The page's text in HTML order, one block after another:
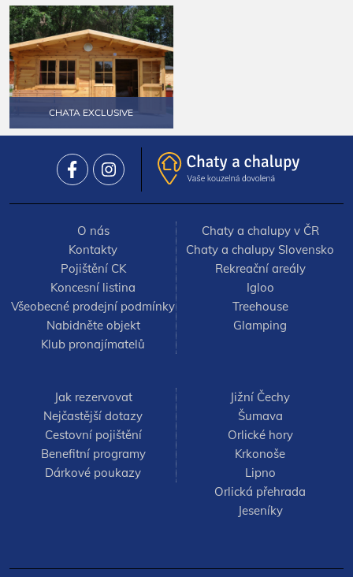
CHATA EXCLUSIVE
O nás
Kontakty
Pojištění CK
Koncesní listina
Všeobecné prodejní podmínky
Nabidněte objekt
Klub pronajímatelů
Chaty a chalupy v ČR
Chaty a chalupy Slovensko
Rekreační areály
Igloo
Treehouse
Glamping
Jak rezervovat
Nejčastější dotazy
Cestovní pojištění
Benefitní programy
Dárkové poukazy
Jižní Čechy
Šumava
Orlické hory
Krkonoše
Lipno
Orlická přehrada
Jeseníky